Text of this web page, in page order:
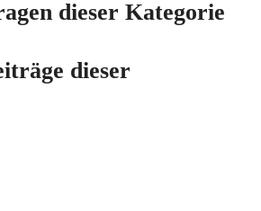
dieser Kategorie
dieser